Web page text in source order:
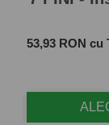
Pret
53,93 RON cu